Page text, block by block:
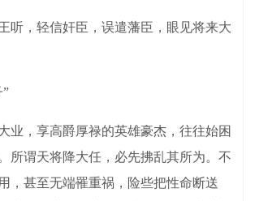
，轻信奸臣，误遣藩臣，眼见将来大
，享高爵厚禄的英雄豪杰，往往始困
所谓天将降大任，必先拂乱其所为。不
，甚至无端罹重祸，险些把性命断送